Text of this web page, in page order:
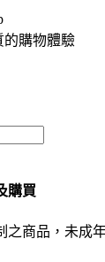
的購物體驗
購買
之商品，未成